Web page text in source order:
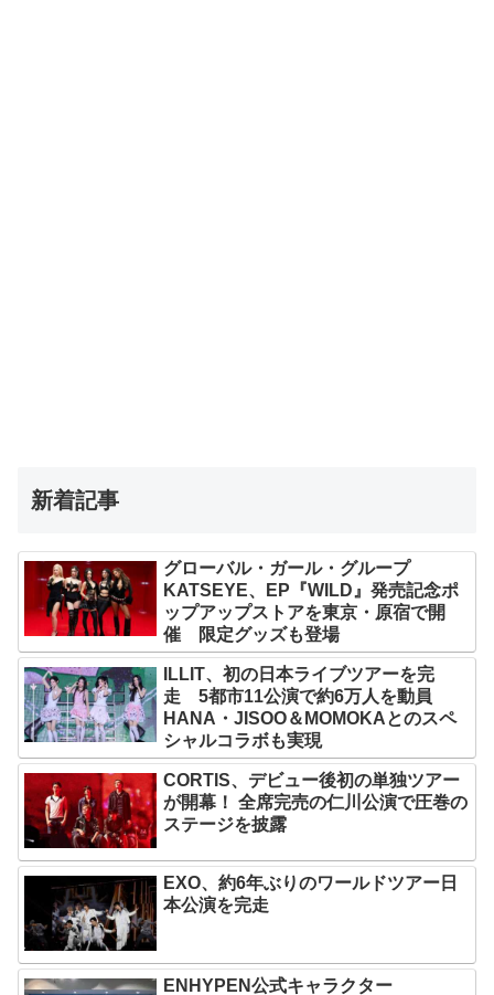
新着記事
グローバル・ガール・グループ
KATSEYE、EP『WILD』発売記念ポ
ップアップストアを東京・原宿で開
催 限定グッズも登場
ILLIT、初の日本ライブツアーを完
走 5都市11公演で約6万人を動員
HANA・JISOO＆MOMOKAとのスペ
シャルコラボも実現
CORTIS、デビュー後初の単独ツアー
が開幕！ 全席完売の仁川公演で圧巻の
ステージを披露
EXO、約6年ぶりのワールドツアー日
本公演を完走
ENHYPEN公式キャラクター